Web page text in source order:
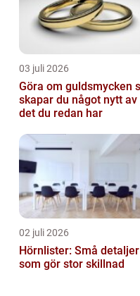
03 juli 2026
Göra om guldsmycken så
skapar du något nytt av
det du redan har
02 juli 2026
Hörnlister: Små detaljer
som gör stor skillnad